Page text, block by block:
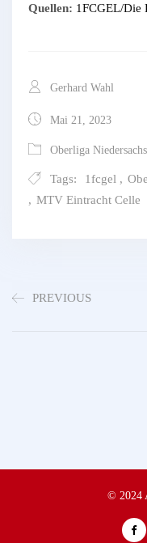
Quellen: 1FCGEL/Die
Gerhard Wahl
Mai 21, 2023
Oberliga
Tags: 1fcgel ,
, MTV Eintracht Celle
PREVIOUS
© 2024